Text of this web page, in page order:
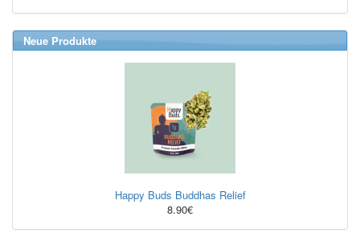
Neue Produkte
Happy Buds Buddhas Relief
8.90€